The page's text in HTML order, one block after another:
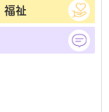
福祉